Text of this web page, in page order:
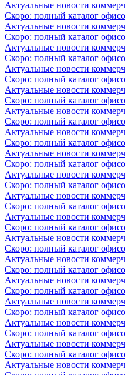
Актуальные новости
Скоро: полный каталог
Актуальные новости
Скоро: полный каталог
Актуальные новости
Скоро: полный каталог
Актуальные новости
Скоро: полный каталог
Актуальные новости
Скоро: полный каталог
Актуальные новости
Скоро: полный каталог
Актуальные новости
Скоро: полный каталог
Актуальные новости
Скоро: полный каталог
Актуальные новости
Скоро: полный каталог
Актуальные новости
Скоро: полный каталог
Актуальные новости
Скоро: полный каталог
Актуальные новости
Скоро: полный каталог
Актуальные новости
Скоро: полный каталог
Актуальные новости
Скоро: полный каталог
Актуальные новости
Скоро: полный каталог
Актуальные новости
Скоро: полный каталог
Актуальные новости
Скоро: полный каталог
Актуальные новости